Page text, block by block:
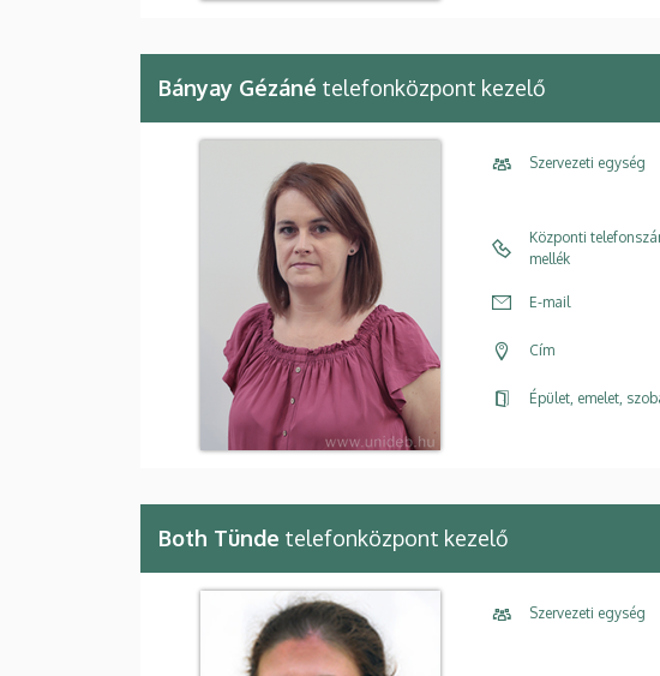
Bányay Gézáné telefonközpont kezelő
Szervezeti egység
Központi
mellék
E-mail
Cím
Épület, emelet,
Both Tünde telefonközpont kezelő
Szervezeti egység